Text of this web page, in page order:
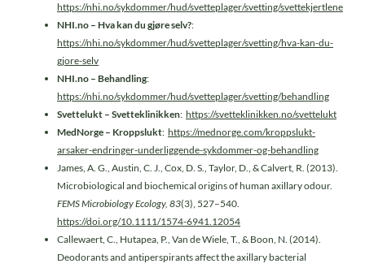
https://nhi.no/sykdommer/hud/svetteplager/svetting/svettekjertlene
NHI.no – Hva kan du gjøre selv?:
https://nhi.no/sykdommer/hud/svetteplager/svetting/hva-kan-du-
gjore-selv
NHI.no – Behandling:
https://nhi.no/sykdommer/hud/svetteplager/svetting/behandling
Svettelukt – Svetteklinikken: https://svetteklinikken.no/svettelukt
MedNorge – Kroppslukt: https://mednorge.com/kroppslukt-
arsaker-endringer-underliggende-sykdommer-og-behandling
James, A. G., Austin, C. J., Cox, D. S., Taylor, D., & Calvert, R. (2013).
Microbiological and biochemical origins of human axillary odour.
FEMS Microbiology Ecology, 83(3), 527–540.
https://doi.org/10.1111/1574-6941.12054
Callewaert, C., Hutapea, P., Van de Wiele, T., & Boon, N. (2014).
Deodorants and antiperspirants affect the axillary bacterial